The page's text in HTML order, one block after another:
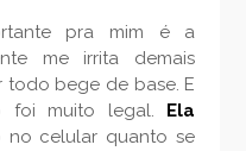
pra mim é a
me irrita demais
bege de base. E
foi muito legal. Ela
no celular quanto se